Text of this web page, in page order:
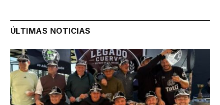
ÚLTIMAS NOTICIAS